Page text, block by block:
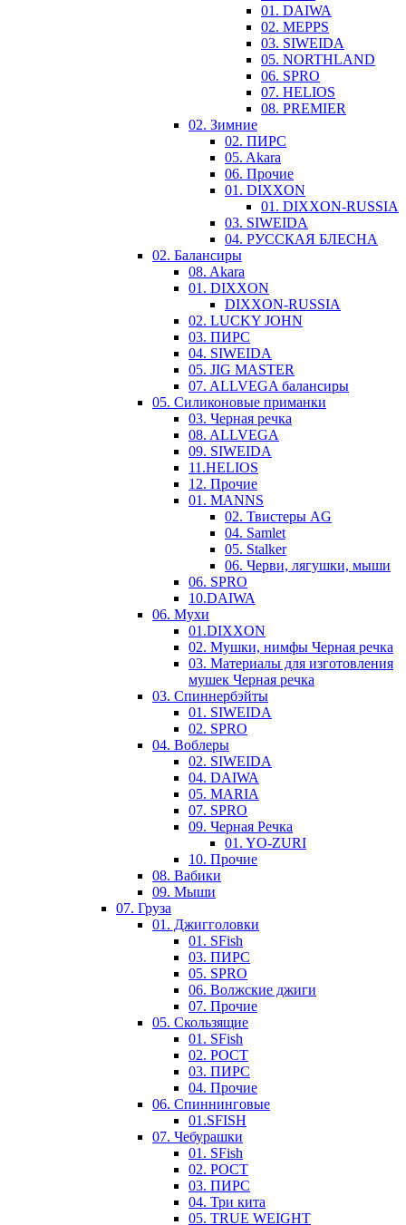
01. DAIWA
02. MEPPS
03. SIWEIDA
05. NORTHLAND
06. SPRO
07. HELIOS
08. PREMIER
02. Зимние
02. ПИРС
05. Akara
06. Прочие
01. DIXXON
01. DIXXON-RUSSIA
03. SIWEIDA
04. РУССКАЯ БЛЕСНА
02. Балансиры
08. Akara
01. DIXXON
DIXXON-RUSSIA
02. LUCKY JOHN
03. ПИРС
04. SIWEIDA
05. JIG MASTER
07. ALLVEGA балансиры
05. Силиконовые приманки
03. Черная речка
08. ALLVEGA
09. SIWEIDA
11.HELIOS
12. Прочие
01. MANNS
02. Твистеры AG
04. Samlet
05. Stalker
06. Черви, лягушки, мыши
06. SPRO
10.DAIWA
06. Мухи
01.DIXXON
02. Мушки, нимфы Черная речка
03. Материалы для изготовления
мушек Черная речка
03. Cпиннербэйты
01. SIWEIDA
02. SPRO
04. Воблеры
02. SIWEIDA
04. DAIWA
05. MARIA
07. SPRO
09. Черная Речка
01. YO-ZURI
10. Прочие
08. Вабики
09. Мыши
07. Груза
01. Джигголовки
01. SFish
03. ПИРС
05. SPRO
06. Волжские джиги
07. Прочие
05. Скользящие
01. SFish
02. РОСТ
03. ПИРС
04. Прочие
06. Спиннинговые
01.SFISH
07. Чебурашки
01. SFish
02. РОСТ
03. ПИРС
04. Три кита
05. TRUE WEIGHT